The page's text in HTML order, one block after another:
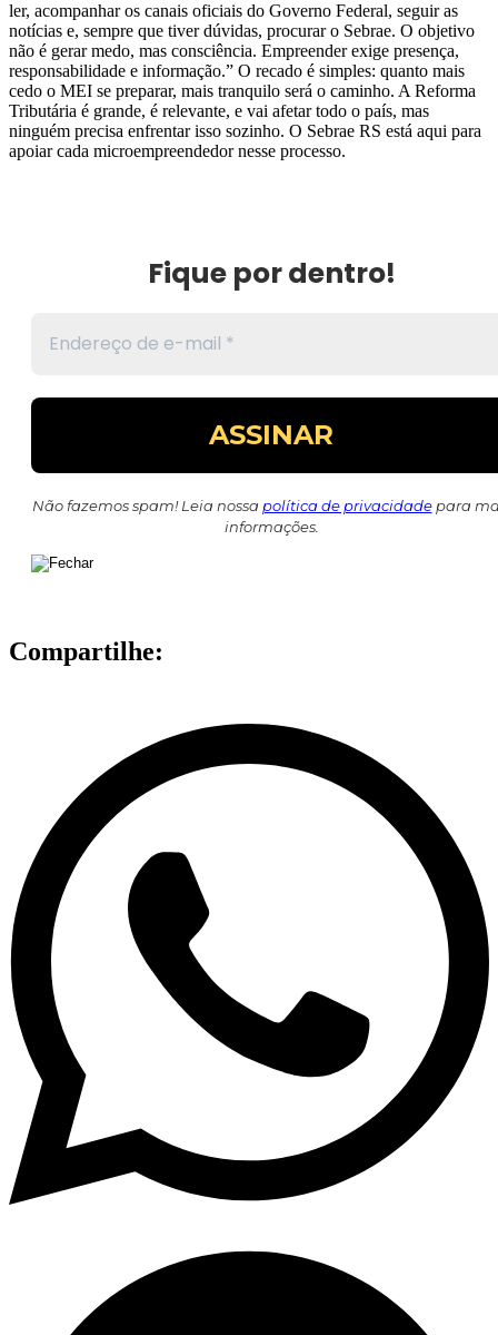
ler, acompanhar os canais oficiais do Governo Federal, seguir as
notícias e, sempre que tiver dúvidas, procurar o Sebrae. O objetivo
não é gerar medo, mas consciência. Empreender exige presença,
responsabilidade e informação.” O recado é simples: quanto mais
cedo o MEI se preparar, mais tranquilo será o caminho. A Reforma
Tributária é grande, é relevante, e vai afetar todo o país, mas
ninguém precisa enfrentar isso sozinho. O Sebrae RS está aqui para
apoiar cada microempreendedor nesse processo.
Fique por dentro!
Não fazemos spam! Leia nossa política de privacidadepara
informações.
Compartilhe: